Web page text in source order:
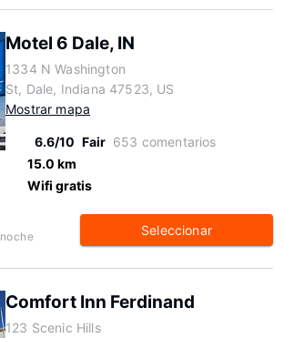
Motel 6 Dale, IN
1334 N Washington
St, Dale, Indiana 47523, US
Mostrar mapa
6.6/10 Fair 653 comentarios
15.0 km
Wifi gratis
Seleccionar
Comfort Inn Ferdinand
123 Scenic Hills